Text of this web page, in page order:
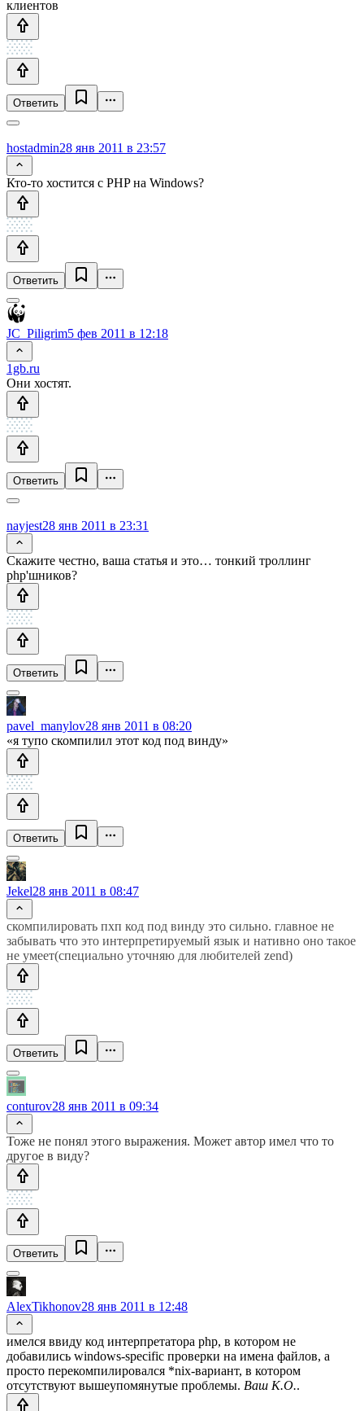
клиентов
Ответить
hostadmin28 янв 2011 в 23:57
Кто-то хостится с PHP на Windows?
Ответить
JC_Piligrim5 фев 2011 в 12:18
1gb.ru
Они хостят.
Ответить
nayjest28 янв 2011 в 23:31
Скажите честно, ваша статья и это… тонкий троллинг
php'шников?
Ответить
pavel_manylov28 янв 2011 в 08:20
«я тупо скомпилил этот код под винду»
Ответить
Jekel28 янв 2011 в 08:47
скомпилировать пхп код под винду это сильно. главное не
забывать что это интерпретируемый язык и нативно оно такое
не умеет(специально уточняю для любителей zend)
Ответить
conturov28 янв 2011 в 09:34
Тоже не понял этого выражения. Может автор имел что то
другое в виду?
Ответить
AlexTikhonov28 янв 2011 в 12:48
имелся ввиду код интерпретатора php, в котором не
добавились windows-specific проверки на имена файлов, а
просто перекомпилировался *nix-вариант, в котором
отсутствуют вышеупомянутые проблемы. Ваш К.О..